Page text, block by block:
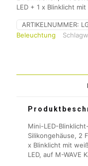
LED + 1 x Blinklicht
ARTIKELNUMMER:
Beleuchtung
Mini-LED-
Silikongehäuse, 2
x Blinklicht mit
LED, auf M-WAVE